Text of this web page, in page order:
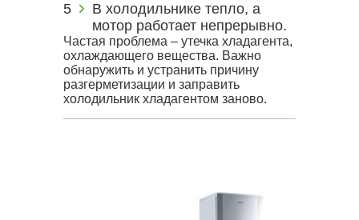
В холодильнике тепло, а
мотор работает непрерывно.
Частая проблема – утечка хладагента,
охлаждающего вещества. Важно
обнаружить и устранить причину
разгерметизации и заправить
холодильник хладагентом заново.